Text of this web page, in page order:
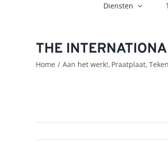
Diensten
THE
Home Aan het werk! Praatplaat